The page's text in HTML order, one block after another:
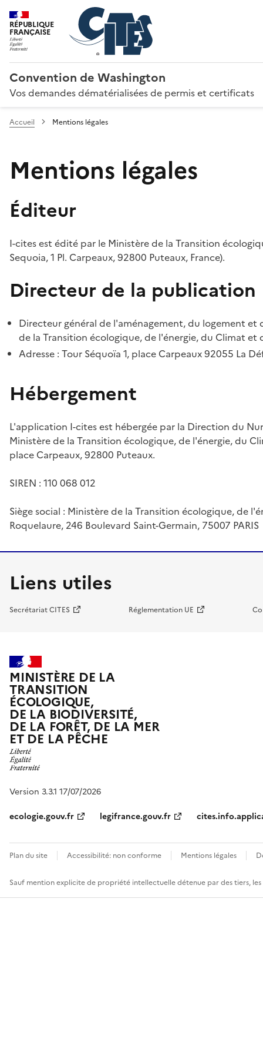
RÉPUBLIQUE
FRANÇAISE
Convention de Washington
Vos demandes dématérialisées de permis et certificats
Accueil Mentions légales
Mentions légales
Éditeur
I-cites est édité par le Ministère de la Transition
Sequoia, 1 Pl. Carpeaux, 92800 Puteaux, France).
Directeur de la publication
Directeur général de l'aménagement, du logement
de la Transition écologique, de l'énergie, du Climat et
Adresse : Tour Séquoïa 1, place Carpeaux 92055 La
Hébergement
L'application I-cites est hébergée par la Direction du
Ministère de la Transition écologique, de l'énergie, du
place Carpeaux, 92800 Puteaux.
SIREN : 110 068 012
Siège social : Ministère de la Transition écologique, de
Roquelaure, 246 Boulevard Saint-Germain, 75007 PARIS
Liens utiles
Secrétariat CITES Réglementation UE
MINISTÈRE DE LA
TRANSITION
ÉCOLOGIQUE,
DE LA BIODIVERSITÉ,
DE LA FORÊT, DE LA MER
ET DE LA PÊCHE
Version 3.3.1 17/07/2026
ecologie.gouv.fr
legifrance.gouv.fr
Plan du site Accessibilité: non conforme Mentions légales
Sauf mention explicite de propriété intellectuelle détenue par des tiers,